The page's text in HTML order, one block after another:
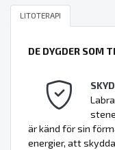
LITOTERAPI
DE DYGDER SOM
är känd för sin
energier, att